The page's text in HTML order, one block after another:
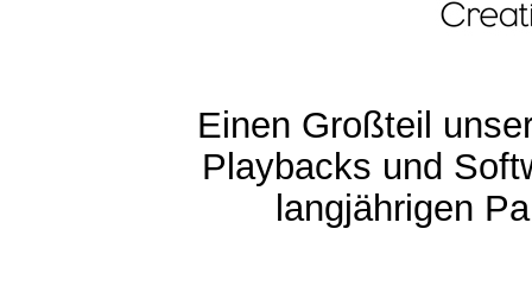
Einen Großteil
Playbacks und
langjährigen